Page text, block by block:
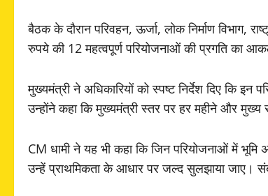
बैठक के दौरान परिवहन, ऊर्जा, लोक निर्माण विभाग,
रुपये की 12 महत्वपूर्ण परियोजनाओं की प्रगति का
मुख्यमंत्री ने अधिकारियों को स्पष्ट निर्देश दिए कि
उन्होंने कहा कि मुख्यमंत्री स्तर पर हर महीने और मुख्य
CM धामी ने यह भी कहा कि जिन परियोजनाओं में भूमि
उन्हें प्राथमिकता के आधार पर जल्द सुलझाया जाए।